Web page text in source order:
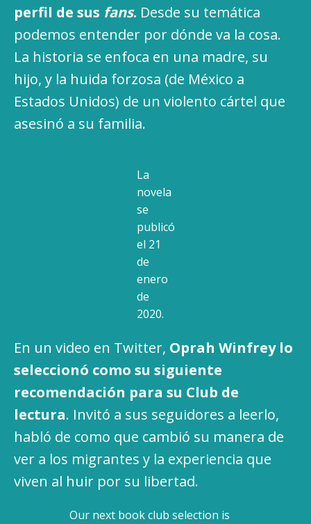
perfil de sus fans. Desde su temática
podemos entender por dónde va la cosa.
La historia se enfoca en una madre, su
hijo, y la huida forzosa (de México a
Estados Unidos) de un violento cártel que
asesinó a su familia.
La
novela
se
publicó
el 21
de
enero
de
2020.
En un video en Twitter, Oprah Winfrey lo
seleccionó como su siguiente
recomendación para su Club de
lectura. Invitó a sus seguidores a leerlo,
habló de como que cambió su manera de
ver a los migrantes y la experiencia que
viven al huir por su libertad.
Our next book club selection is